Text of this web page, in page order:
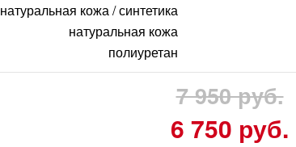
натуральная кожа / синтетика
натуральная кожа
полиуретан
7 950 руб.
6 750 руб.